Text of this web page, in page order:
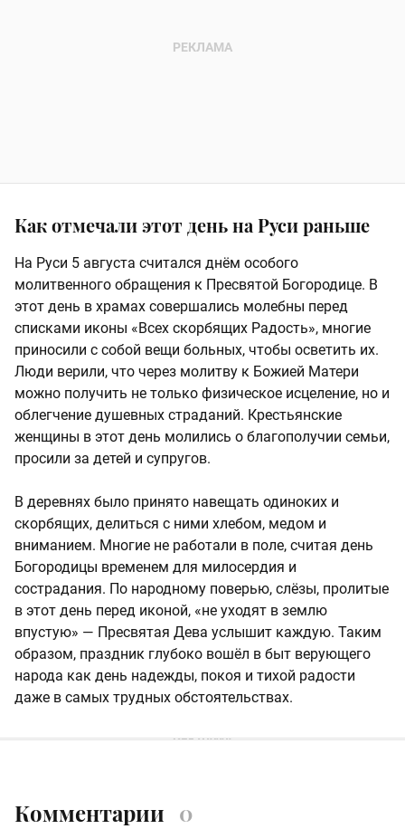
Как отмечали этот день на Руси раньше
На Руси 5 августа считался днём особого
молитвенного обращения к Пресвятой Богородице. В
этот день в храмах совершались молебны перед
списками иконы «Всех скорбящих Радость», многие
приносили с собой вещи больных, чтобы осветить их.
Люди верили, что через молитву к Божией Матери
можно получить не только физическое исцеление, но и
облегчение душевных страданий. Крестьянские
женщины в этот день молились о благополучии семьи,
просили за детей и супругов.
В деревнях было принято навещать одиноких и
скорбящих, делиться с ними хлебом, медом и
вниманием. Многие не работали в поле, считая день
Богородицы временем для милосердия и
сострадания. По народному поверью, слёзы, пролитые
в этот день перед иконой, «не уходят в землю
впустую» — Пресвятая Дева услышит каждую. Таким
образом, праздник глубоко вошёл в быт верующего
народа как день надежды, покоя и тихой радости
даже в самых трудных обстоятельствах.
Комментарии 0